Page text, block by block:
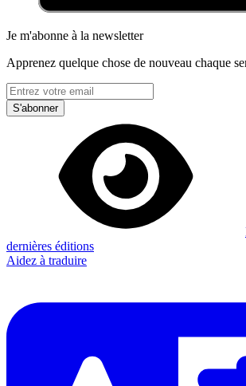
Je m'abonne à la newsletter
Apprenez quelque chose de nouveau chaque
S'abonner
dernières éditions
Aidez à traduire